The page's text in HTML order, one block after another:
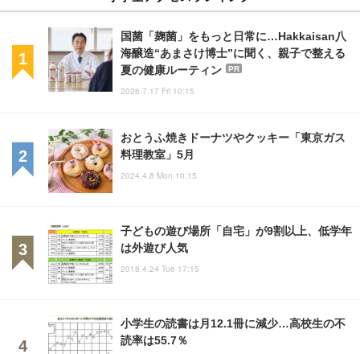
国菌「麹菌」をもっと日常に…Hakkaisan八
海醸造“あまさけ博士”に聞く、親子で整える
夏の健康ルーティン
PR
2026.7.17 Fri 10:15
おとうふ焼きドーナツやクッキー「東京ガス
料理教室」5月
2024.4.8 Mon 10:15
子どもの遊び場所「自宅」が9割以上、低学年
は外遊び人気
2018.4.24 Tue 17:15
小学生の読書は月12.1冊に減少…高校生の不
読率は55.7％